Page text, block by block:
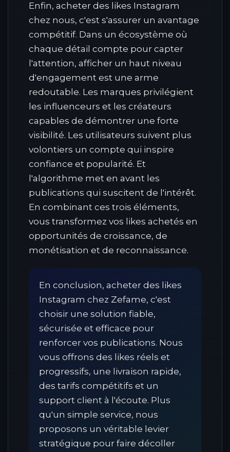
Enfin, acheter des likes Instagram
chez nous, c'est s'assurer un avantage
compétitif. Dans un écosystème où
chaque détail compte pour capter
l'attention, afficher un haut niveau
d'engagement est une arme
redoutable. Les marques privilégient
les influenceurs et les créateurs
capables de démontrer une forte
visibilité. Les utilisateurs suivent plus
volontiers un compte qui inspire
confiance et popularité. Et
l'algorithme met en avant les
publications qui suscitent de l'intérêt.
En combinant ces trois éléments,
vous transformez vos likes achetés en
opportunités de croissance, de
monétisation et de reconnaissance.
En conclusion, acheter des likes
Instagram chez Zefame, c'est
choisir une solution fiable,
sécurisée et efficace pour
renforcer vos publications. Nous
vous offrons des likes réels et
progressifs, une livraison rapide,
des tarifs compétitifs et un
support client à l'écoute. Plus
qu'un simple service, nous
proposons un véritable levier
stratégique pour faire décoller